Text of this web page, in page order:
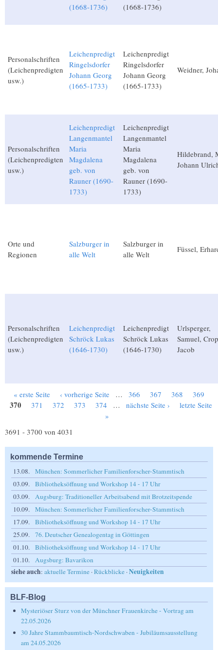
(1668-1736)
(1668-1736)
Personalschriften
(Leichenpredigten
usw.)
Leichenpredigt
Ringelsdorfer
Johann Georg
(1665-1733)
Leichenpredigt
Ringelsdorfer
Johann Georg
(1665-1733)
Weidner,
Personalschriften
(Leichenpredigten
usw.)
Leichenpredigt
Langenmantel
Maria
Magdalena
geb. von
Rauner (1690-
1733)
Leichenpredigt
Langenmantel
Maria
Magdalena
geb. von
Rauner (1690-
1733)
Hildebrand,
Johann
Orte und
Regionen
Salzburger in
alle Welt
Salzburger in
alle Welt
Füssel,
Personalschriften
(Leichenpredigten
usw.)
Leichenpredigt
Schröck Lukas
(1646-1730)
Leichenpredigt
Schröck Lukas
(1646-1730)
Urlsperger,
Samuel,
Jacob
Seiten
« erste Seite ‹ vorherige Seite … 366 367 368 369
370 371 372 373 374 … nächste Seite ›
letzte Seite
»
3691 - 3700 von 4031
kommende Termine
13.08.
München: Sommerlicher Familienforscher-Stammtisch
03.09.
Bibliotheksöffnung und Workshop 14 - 17 Uhr
03.09.
Augsburg: Traditioneller Arbeitsabend mit Brotzeitspende
10.09.
München: Sommerlicher Familienforscher-Stammtisch
17.09.
Bibliotheksöffnung und Workshop 14 - 17 Uhr
25.09.
76. Deutscher Genealogentag in Göttingen
01.10.
Bibliotheksöffnung und Workshop 14 - 17 Uhr
01.10.
Augsburg: Bavarikon
siehe auch: aktuelle Termine ·Rückblicke ·Neuigkeiten
BLF-Blog
Mysteriöser Sturz von der Münchner Frauenkirche - Vortrag am
22.05.2026
30 Jahre Stammbaumtisch-Nordschwaben - Jubiläumsausstellung
am 24.05.2026